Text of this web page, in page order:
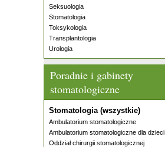
Seksuologia
Stomatologia
Toksykologia
Transplantologia
Urologia
Poradnie i gabinety
stomatologiczne
Stomatologia (wszystkie)
Ambulatorium stomatologiczne
Ambulatorium stomatologiczne dla dzieci
Oddział chirurgii stomatologicznej